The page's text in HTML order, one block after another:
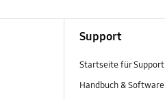
Support
Startseite für Support
Handbuch & Software